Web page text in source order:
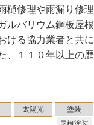
太陽光
塗装
樋修理や雨漏り修
ルバリウム鋼板屋
ける協力業者と共
、１１０年以上の